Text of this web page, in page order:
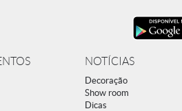
NOTÍCIAS
Decoração
Show room
Dicas